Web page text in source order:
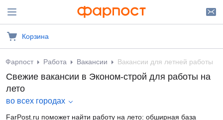
Корзина
Фарпост Работа Вакансии Вакансии для летней работы
Свежие вакансии в Эконом-строй для работы на
лето
во всех городах
FarPost.ru поможет найти работу на лето: обширная база